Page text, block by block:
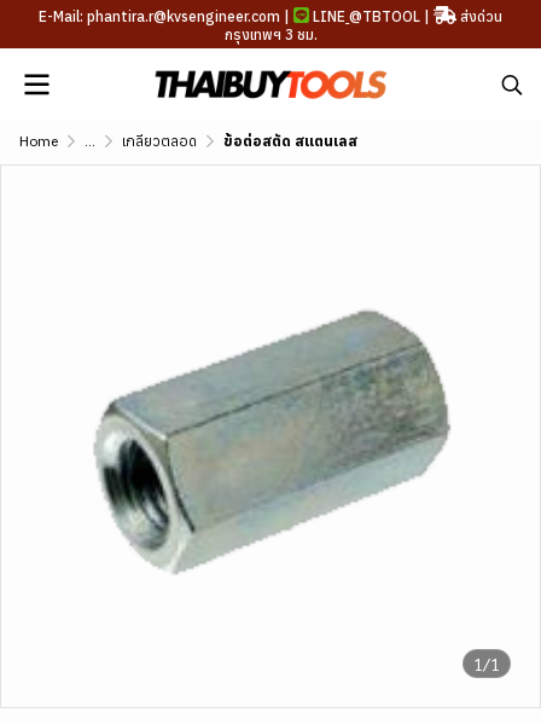
E-Mail: phantira.r@kvsengineer.com | LINE @TBTOOL |
ส่งด่วน
กรุงเทพฯ 3 ชม.
Home ... เกลียวตลอด ข้อต่อสตัด สแตนเลส
1/1